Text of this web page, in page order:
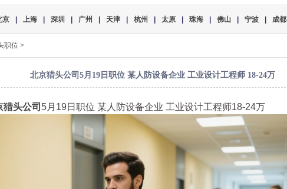
京 上海 深圳 广州 天津 杭州 太原 珠海 佛山 宁波 成都
职位 >
北京猎头公司5月19日职位 某人防设备企业 工业设计工程师 18-24万
猎头公司 5月19日职位 某人防设备企业 工业设计工程师18-24万